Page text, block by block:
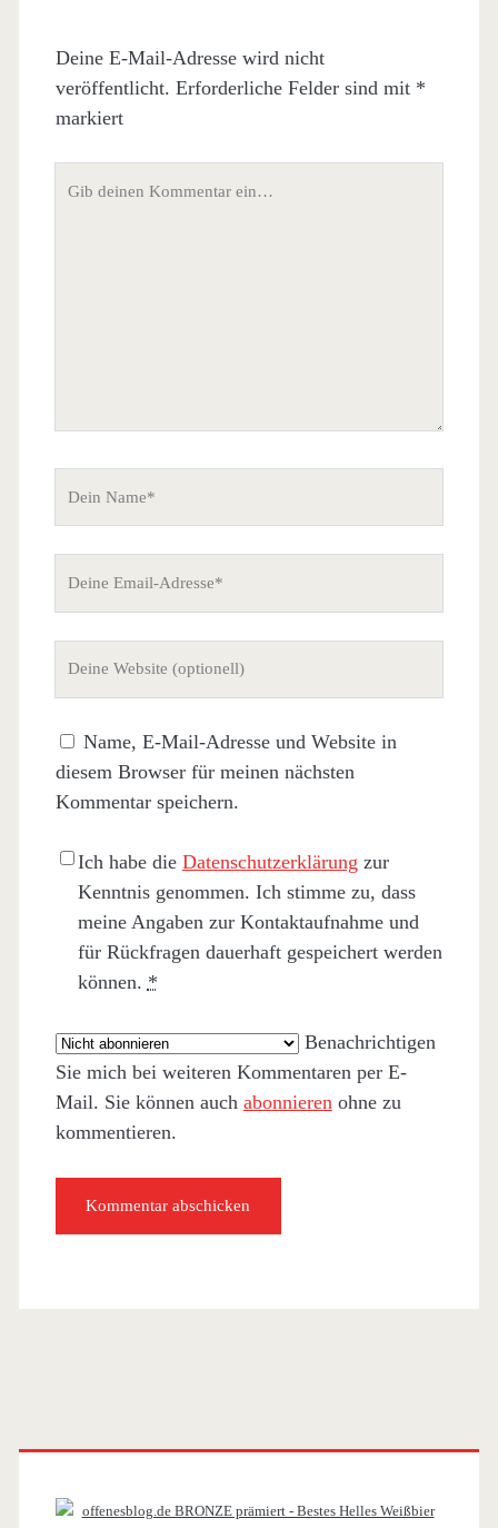
Deine E-Mail-Adresse wird nicht
veröffentlicht. Erforderliche Felder sind mit *
markiert
erforderlich)
Name, E-Mail-Adresse und Website in
diesem Browser für meinen nächsten
Kommentar speichern.
Ich habe die Datenschutzerklärung zur
Kenntnis genommen. Ich stimme zu, dass
meine Angaben zur Kontaktaufnahme und
für Rückfragen dauerhaft gespeichert werden
können. *
Benachrichtigen
Sie mich bei weiteren Kommentaren per E-
Mail. Sie können auch abonnierenohne zu
kommentieren.
Primäre
Sidebar